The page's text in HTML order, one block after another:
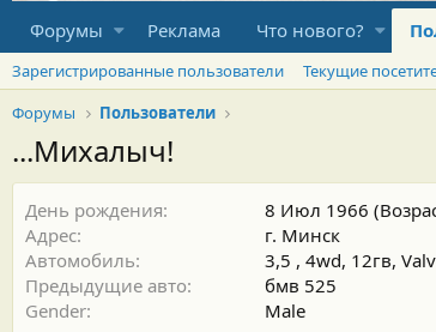
Форумы Реклама Что нового?
Зарегистрированные пользователи Текущие
Форумы
Пользователи
...Михалыч!
День рождения
8 Июл 1966
Адрес
г. Минск
Автомобиль
3,5 , 4wd, 12гв,
Предыдущие авто
бмв 525
Gender
Male